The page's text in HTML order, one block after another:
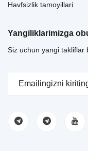
Havfsizlik tamoyillari
Yangiliklarimizga
Siz uchun yangi takliflar